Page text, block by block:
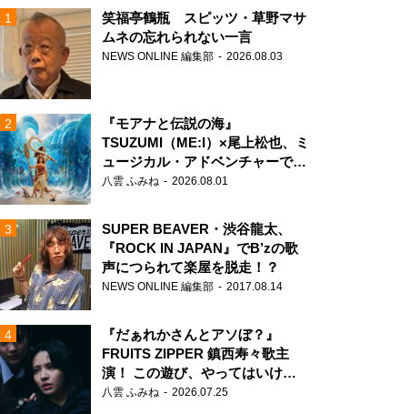
笑福亭鶴瓶 スピッツ・草野マサ
ムネの忘れられない一言
NEWS ONLINE 編集部 2026.08.03
『モアナと伝説の海』
TSUZUMI（ME:I）×尾上松也、ミ
ュージカル・アドベンチャーで美
声を響かせる
八雲 ふみね 2026.08.01
SUPER BEAVER・渋谷龍太、
『ROCK IN JAPAN』でB’zの歌
声につられて楽屋を脱走！？
NEWS ONLINE 編集部 2017.08.14
『だぁれかさんとアソぼ？』
FRUITS ZIPPER 鎮西寿々歌主
演！ この遊び、やってはいけま
せん。
八雲 ふみね 2026.07.25